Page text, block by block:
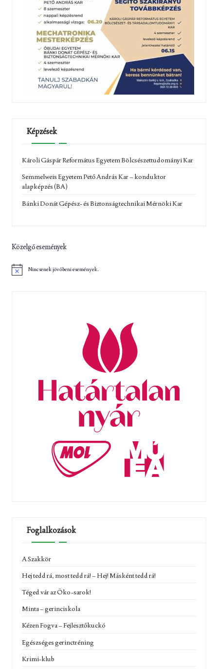
Képzések
Károli Gáspár Református Egyetem Bölcsészettudományi Kar
Semmelweis Egyetem Pető András Kar – konduktor
alapképzés (BA)
Bánki Donát Gépész- és Biztonságtechnikai Mérnöki Kar
Közelgő események
Nincsenek jövőbeni események.
Foglalkozások
A Szakkör
Hej tedd rá, most tedd rá! – Hej! Másként tedd rá!
Téged vár az Öko-sarok!
Minta – gerinciskola
Kézen Fogva – Fejlesztőkuckó
Egészséges gerinctréning
Krimi-klub